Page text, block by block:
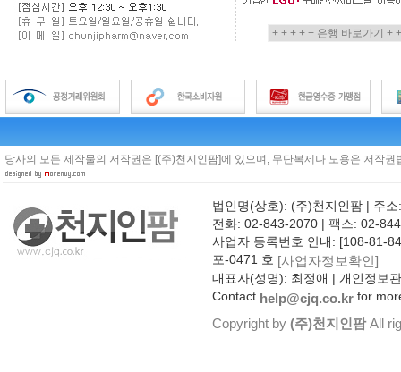
당사의 모든 제작물의 저작권은 [(주)천지인팜]에 있으며, 무단복제나 도용은 저작
법인명(상호): (주)천지인팜 | 주
전화: 02-843-2070 | 팩스: 02-
사업자 등록번호 안내: [108-81-
포-0471 호 [사업자정보확인]
대표자(성명): 최정애 | 개인정보
Contact help@cjq.co.kr for
Copyright by (주)천지인팜All